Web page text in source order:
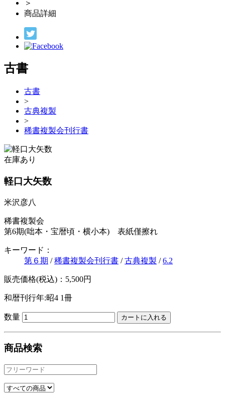
＞
商品詳細
古書
古書
>
古典複製
>
稀書複製会刊行書
在庫あり
軽口大矢数
米沢彦八
稀書複製会
第6期(咄本・宝暦頃・横小本) 表紙僅擦れ
キーワード：
第６期 /稀書複製会刊行書 /古典複製 /6.2
販売価格(税込)：5,500円
和暦刊行年:昭4 1冊
数量
商品検索